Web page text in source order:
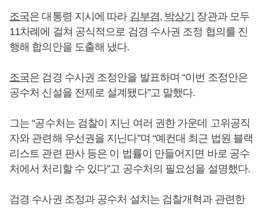
조국은 대통령 지시에 따라 김부겸, 박상기 장관과 모두
11차례에 걸쳐 공식적으로 검경 수사권 조정 협의를 진
행해 합의안을 도출해 냈다.
조국은 검경 수사권 조정안을 발표하며 “이번 조정안은
공수처 신설을 전제로 설계됐다”고 말했다.
그는 “공수처는 검찰이 지닌 여러 권한 가운데 고위공직
자와 관련해 우선권을 지닌다”며 “예컨대 최근 법원 블랙
리스트 관련 판사 등은 이 법률이 만들어지면 바로 공수
처에서 처리할 수 있다”고 공수처의 필요성을 설명했다.
검경 수사권 조정과 공수처 설치는 검찰개혁과 관련한